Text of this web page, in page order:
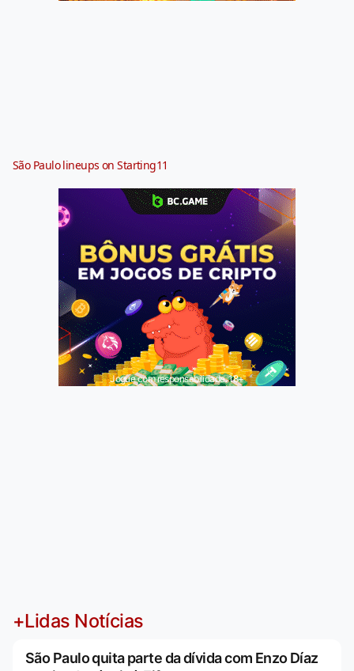
São Paulo lineups on Starting11
Jogue com responsabilidade. 18+
+Lidas Notícias
São Paulo quita parte da dívida com Enzo Díaz